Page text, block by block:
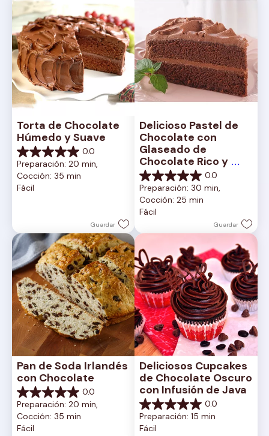
Torta de Chocolate
Húmedo y Suave
0.0
0.0
de
5
estrellas.
Preparación: 20 min,
Cocción: 35 min
Fácil
Guardar
Delicioso Pastel de
Chocolate con
Glaseado de
Chocolate Rico y
Cremoso
0.0
0.0
de
5
estrellas.
Preparación: 30 min,
Cocción: 25 min
Fácil
Guardar
Pan de Soda Irlandés
con Chocolate
0.0
0.0
de
5
estrellas.
Preparación: 20 min,
Cocción: 35 min
Fácil
Deliciosos Cupcakes
de Chocolate Oscuro
con Infusión de Java
0.0
0.0
de
5
Preparación: 15 min
Fácil